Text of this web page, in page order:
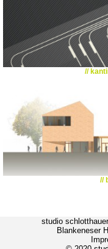
//
//
studio
Blankeneser